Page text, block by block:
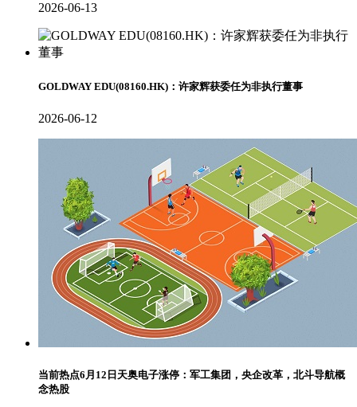
2026-06-13
GOLDWAY EDU(08160.HK)：许家辉获委任为非执行董事
2026-06-12
当前热点6月12日天奥电子涨停：军工集团，央企改革，北斗导航概
念热股